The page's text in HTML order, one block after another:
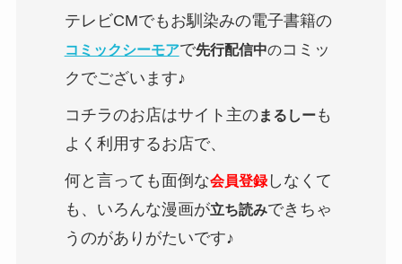
テレビCMでもお馴染みの電子書籍の
コミックシーモアで先行配信中のコミッ
クでございます♪
コチラのお店はサイト主のまるしーも
よく利用するお店で、
何と言っても面倒な会員登録しなくて
も、いろんな漫画が立ち読みできちゃ
うのがありがたいです♪